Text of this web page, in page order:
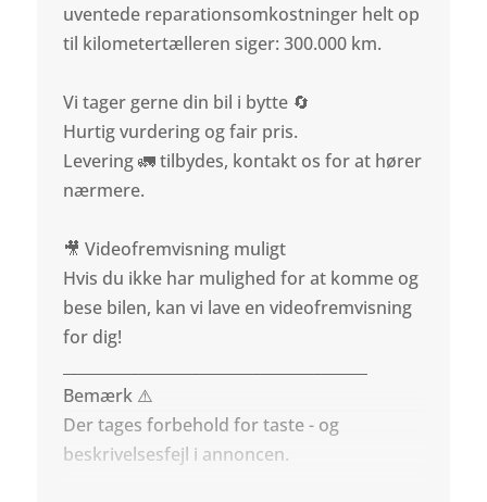
uventede reparationsomkostninger helt op
til kilometertælleren siger: 300.000 km.
Vi tager gerne din bil i bytte 🔄
Hurtig vurdering og fair pris.
Levering 🚛 tilbydes, kontakt os for at hører
nærmere.
🎥 Videofremvisning muligt
Hvis du ikke har mulighed for at komme og
bese bilen, kan vi lave en videofremvisning
for dig!
Bemærk ⚠️
Der tages forbehold for taste - og
beskrivelsesfejl i annoncen.